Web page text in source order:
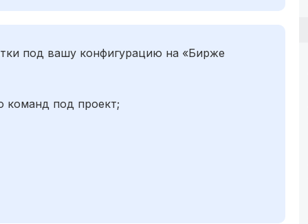
под вашу конфигурацию на «Бирже
команд под проект;